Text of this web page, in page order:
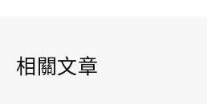
相關文章